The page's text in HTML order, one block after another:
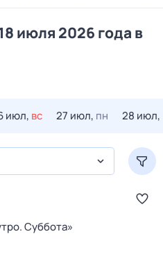
июля 2026 года в
июл, вс 27 июл, пн 28 июл,
Суббота»